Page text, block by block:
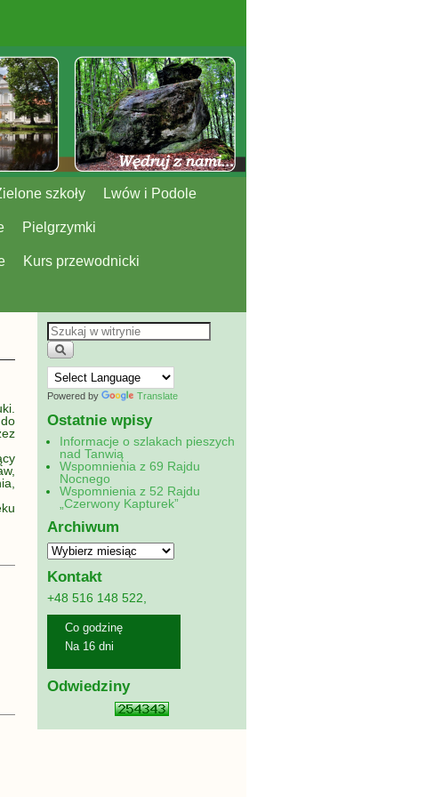
szkoły Lwów i Podole
Pielgrzymki
Kurs przewodnicki
Powered by Translate
Ostatnie wpisy
Informacje o szlakach pieszych
nad Tanwią
Wspomnienia z 69 Rajdu
Nocnego
Wspomnienia z 52 Rajdu
„Czerwony Kapturek”
Archiwum
Kontakt
+48 516 148 522,
Co godzinę
Na 16 dni
Odwiedziny